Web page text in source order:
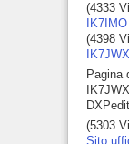
(4333
(4398
IK7JWX
Pagina
(5303
Sito